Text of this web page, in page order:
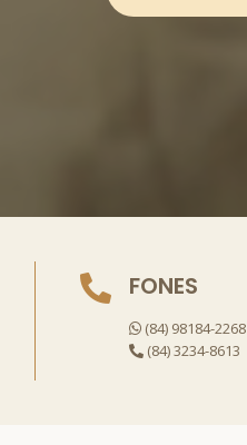
FONES
(84) 98184-2268
(84) 3234-8613